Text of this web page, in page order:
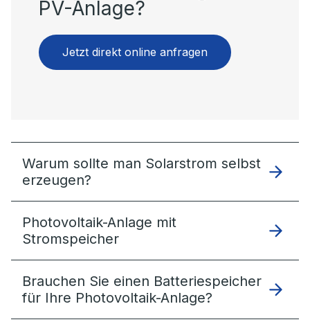
PV-Anlage?
Jetzt direkt online anfragen
Warum sollte man Solarstrom selbst
erzeugen?
Photovoltaik-Anlage mit
Stromspeicher
Brauchen Sie einen Batteriespeicher
für Ihre Photovoltaik-Anlage?